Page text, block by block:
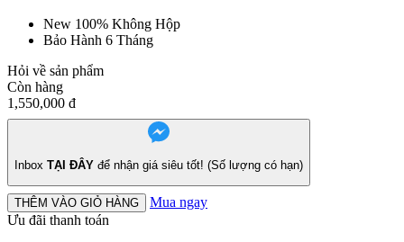
New 100% Không Hộp
Bảo Hành 6 Tháng
Hỏi về sản phẩm
Còn hàng
1,550,000 đ
Inbox TẠI ĐÂY để nhận giá siêu tốt! (Số lượng có hạn)
THÊM VÀO GIỎ HÀNG
Mua ngay
Ưu đãi thanh toán